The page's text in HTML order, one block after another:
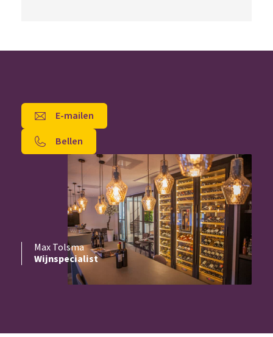
E-mailen
Bellen
Max Tolsma
Wijnspecialist